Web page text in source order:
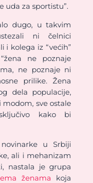
uda za sportistu”.
dugo, u takvim
ni čelnici
i kolega iz “većih”
ne poznaje
ne poznaje ni
prilike. Žena
dela populacije,
sve ostale
kako bi
u Srbiji
ali i mehanizam
nastala je grupa
ženama koja